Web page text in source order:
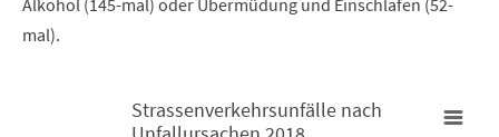
mal).
Strassenverkehrsunfälle nach